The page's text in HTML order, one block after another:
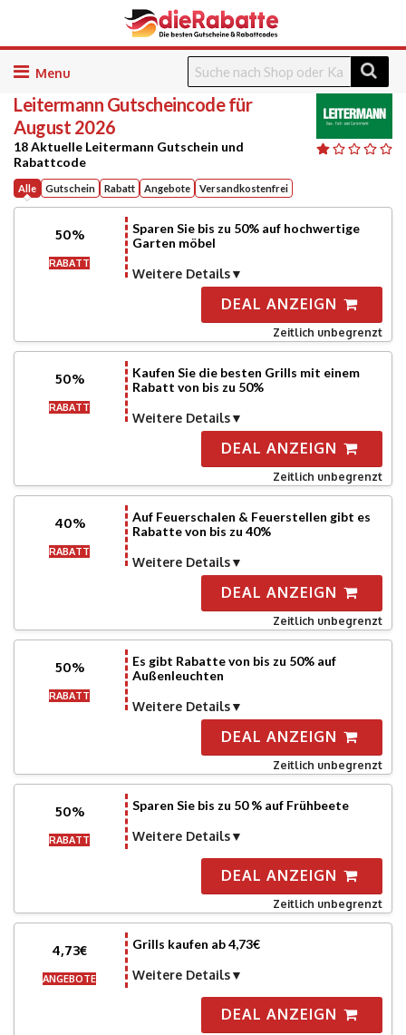
Skip
content
Leitermann Gutscheincode für
August 2026
18 Aktuelle Leitermann Gutschein und
Rabattcode
Alle Gutschein Rabatt Angebote Versandkostenfrei
50%
RABATT
Sparen Sie bis zu 50% auf hochwertige
Garten möbel
Weitere Details
DEAL ANZEIGN
Zeitlich unbegrenzt
50%
RABATT
Kaufen Sie die besten Grills mit einem
Rabatt von bis zu 50%
Weitere Details
DEAL ANZEIGN
Zeitlich unbegrenzt
40%
RABATT
Auf Feuerschalen & Feuerstellen gibt es
Rabatte von bis zu 40%
Weitere Details
DEAL ANZEIGN
Zeitlich unbegrenzt
50%
RABATT
Es gibt Rabatte von bis zu 50% auf
Außenleuchten
Weitere Details
DEAL ANZEIGN
Zeitlich unbegrenzt
50%
RABATT
Sparen Sie bis zu 50 % auf Frühbeete
Weitere Details
DEAL ANZEIGN
Zeitlich unbegrenzt
4,73€
ANGEBOTE
Grills kaufen ab 4,73€
Weitere Details
DEAL ANZEIGN